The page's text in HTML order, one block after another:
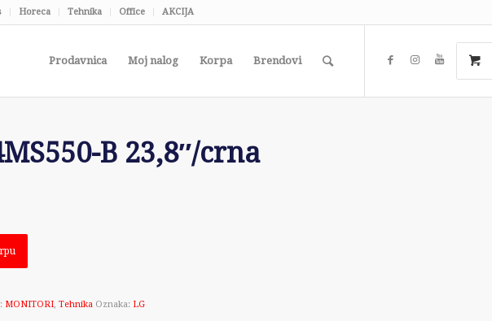
Horeca Tehnika Office AKCIJA
Prodavnica Moj nalog Korpa Brendovi
B 23,8″/crna
MONITORI, Tehnika Oznaka: LG